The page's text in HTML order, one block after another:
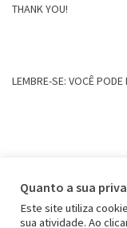
THANK YOU!
LEMBRE-SE: VOCÊ
Quanto a sua
Este site utiliza
sua atividade. Ao